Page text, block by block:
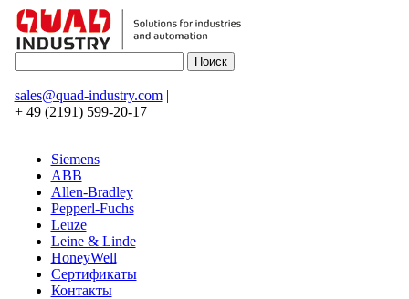
sales@quad-industry.com|
+ 49 (2191) 599-20-17
Siemens
ABB
Allen-Bradley
Pepperl-Fuchs
Leuze
Leine & Linde
HoneyWell
Сертификаты
Контакты